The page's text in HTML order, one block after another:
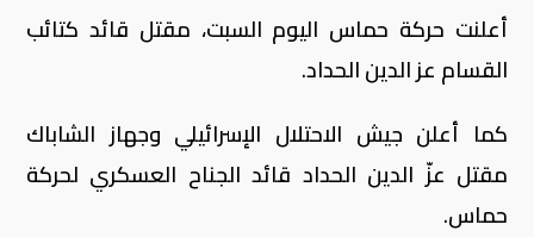
أعلنت حركة حماس اليوم السبت، مقتل قائد كتائب
القسام عز الدين الحداد.
كما أعلن جيش الاحتلال الإسرائيلي وجهاز الشاباك
مقتل عزّ الدين الحداد قائد الجناح العسكري لحركة
حماس.